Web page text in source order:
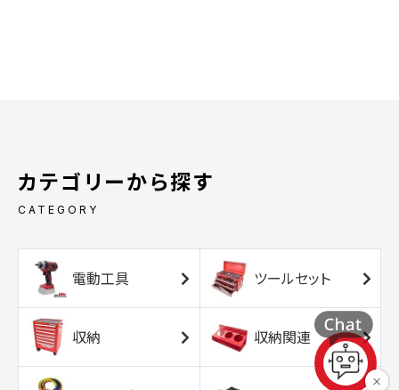
カテゴリーから探す
CATEGORY
電動工具 ツールセット
収納 収納関連